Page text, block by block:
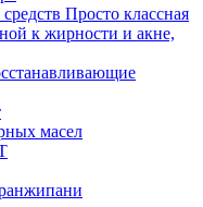
Просто классная
к жирности и акне,
масел